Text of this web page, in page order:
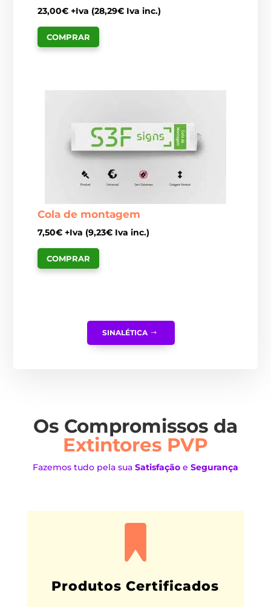
23,00€ +Iva (28,29€ Iva inc.)
COMPRAR
Cola de montagem
7,50€ +Iva (9,23€ Iva inc.)
COMPRAR
SINALÉTICA
Os Compromissos da
Extintores PVP
Fazemos tudo pela sua Satisfaçãoe Segurança
Produtos Certificados